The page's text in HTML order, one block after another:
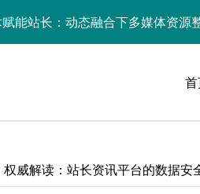
能站长：动态融合下多媒体资源
效邂逅服务器科技：站长资源跨
动下的传媒架构优化与资源高效
发：Linux数据库环境搭建指南
权威解读：站长资讯平台的数据安